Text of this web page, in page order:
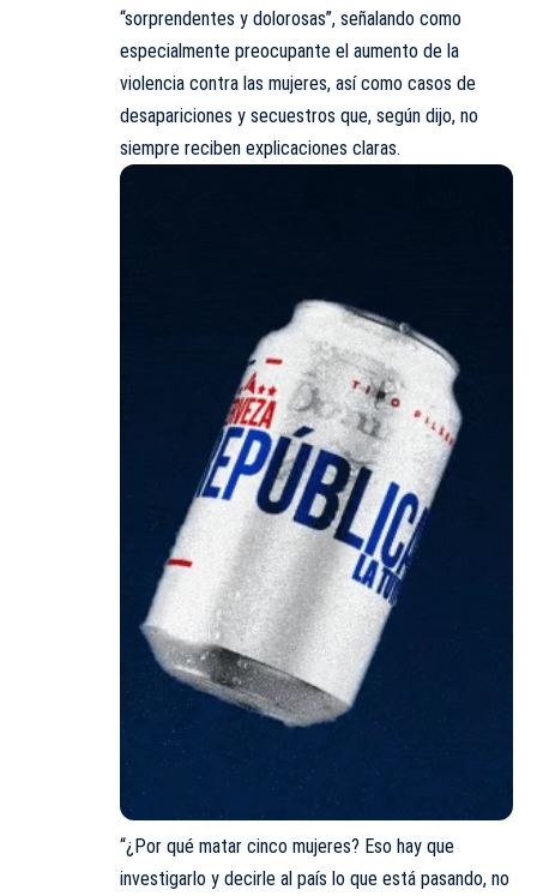
“sorprendentes y dolorosas”, señalando como
especialmente preocupante el aumento de la
violencia contra las mujeres, así como casos de
desapariciones y secuestros que, según dijo, no
siempre reciben explicaciones claras.
“¿Por qué matar cinco mujeres? Eso hay que
investigarlo y decirle al país lo que está pasando, no